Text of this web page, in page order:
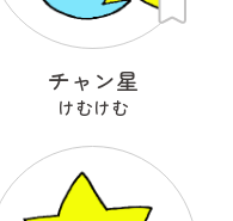
チャン星
けむけむ